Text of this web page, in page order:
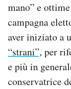
mano” e
campagna
aver iniziato a
“strani”, per
e più in
conservatrice